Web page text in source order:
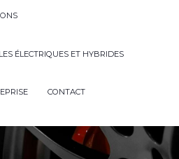
ÉLECTRIQUES ET HYBRIDES
CONTACT